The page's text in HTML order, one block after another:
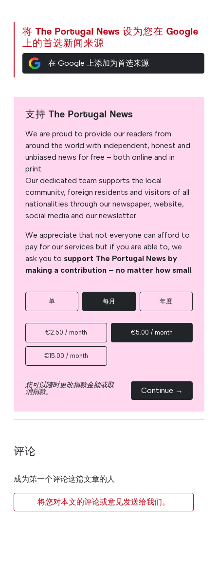
将 The Portugal News 设为您在 Google
上的首选新闻来源
在 Google 上添加为首选来源
支持 The Portugal News
We are proud to provide our readers from
around the world with independent, honest and
unbiased news for free – both online and in
print.
Our dedicated team supports the local
community, foreign residents and visitors of all
nationalities through our newspaper, website,
social media and our newsletter.
We appreciate that not everyone can afford to
pay for our services but if you are able to, we
ask you to support The Portugal News by
making a contribution – no matter how small.
单 每月 年度
€2.50 / month €5.00 / month
€15.00 / month
您可以随时更改捐款金额或取
消捐款。 Continue →
评论
成为第一个评论这篇文章的人
将您对本文的评论或意见发送给我们。